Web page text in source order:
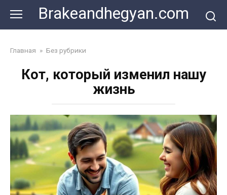
content
Brakeandhegyan.com
Главная » Без рубрики
Кот, который изменил нашу
жизнь